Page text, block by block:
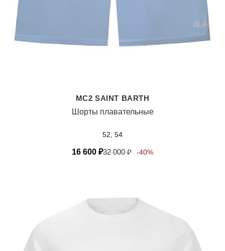
MC2 SAINT BARTH
Шорты плавательные
52, 54
16 600 ₽32 000₽ -40%